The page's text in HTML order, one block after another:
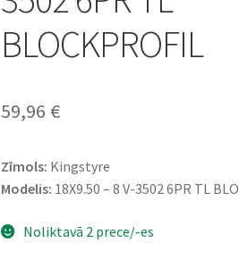
BLOCKPROFIL
59,96 €
Zīmols: Kingstyre
Modelis: 18X9.50 – 8 V-3502 6PR TL
Noliktavā 2 prece/-es